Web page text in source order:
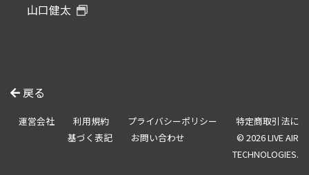
山口健太
戻る
運営会社 利用規約 プライバシーポリシー
特定商取引法に
基づく表記
お問い合わせ
© 2026 LIVE AIR
TECHNOLOGIES.